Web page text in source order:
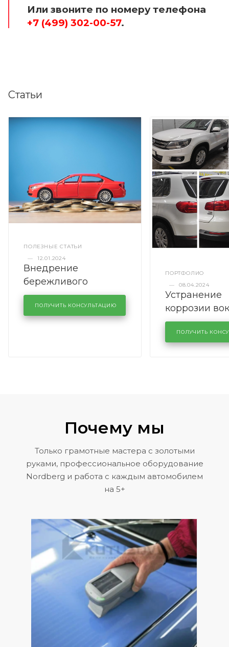
Или звоните по номеру телефона
+7 (499) 302-00-57.
Статьи
ПОЛЕЗНЫЕ СТАТЬИ
—
12.01.2024
Внедрение
бережливого
производства в
кузовном сервисе
KUTUZOVV
ПОЛУЧИТЬ КОНСУЛЬТАЦИЮ
ПОРТФОЛИО
—
08.04.2024
Устранение
коррозии
лобового
районе
Volkswagen
ПОЛУЧИТЬ
Почему мы
Только грамотные мастера с золотыми
руками, профессиональное оборудование
Nordberg и работа с каждым автомобилем
на 5+